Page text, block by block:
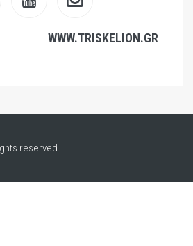
WWW.TRISKELION.GR
reserved